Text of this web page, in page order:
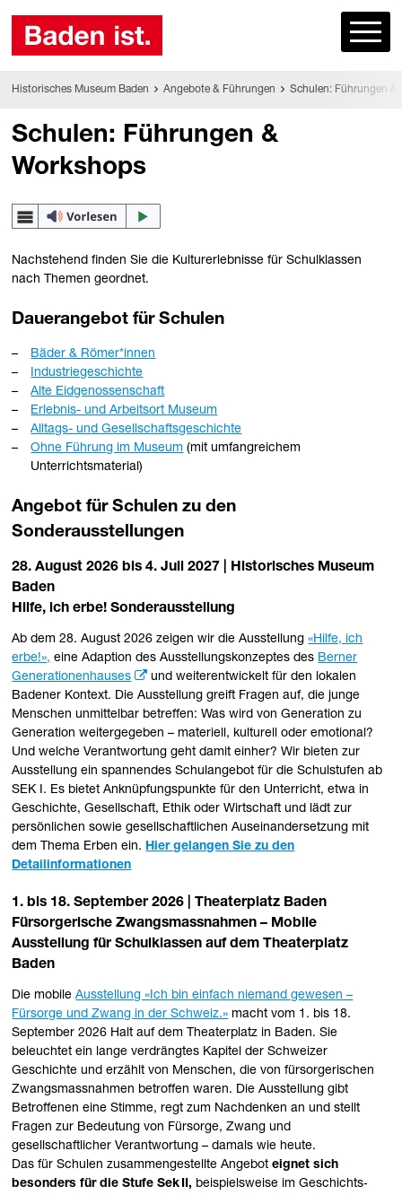
Historisches Museum Baden Angebote & Führungen Schulen: Führungen &
Schulen: Führungen &
Workshops
Nachstehend finden Sie die Kulturerlebnisse für Schulklassen
nach Themen geordnet.
Dauerangebot für Schulen
Bäder & Römer*innen
Industriegeschichte
Alte Eidgenossenschaft
Erlebnis- und Arbeitsort Museum
Alltags- und Gesellschaftsgeschichte
Ohne Führung im Museum (mit umfangreichem
Unterrichtsmaterial)
Angebot für Schulen zu den
Sonderausstellungen
28. August 2026 bis 4. Juli 2027 | Historisches Museum
Baden
Hilfe, ich erbe! Sonderausstellung
Ab dem 28. August 2026 zeigen wir die Ausstellung«Hilfe, ich
erbe!», eine Adaption des Ausstellungskonzeptes des Berner
Generationenhauses
und weiterentwickelt für den lokalen
Badener Kontext. Die Ausstellung greift Fragen auf, die junge
Menschen unmittelbar betreffen: Was wird von Generation zu
Generation weitergegeben – materiell, kulturell oder emotional?
Und welche Verantwortung geht damit einher? Wir bieten zur
Ausstellung ein spannendes Schulangebot für die Schulstufen ab
SEK I. Es bietet Anknüpfungspunkte für den Unterricht, etwa in
Geschichte, Gesellschaft, Ethik oder Wirtschaft und lädt zur
persönlichen sowie gesellschaftlichen Auseinandersetzung mit
dem Thema Erben ein. Hier gelangen Sie zu den
Detailinformationen
1. bis 18. September 2026 | Theaterplatz Baden
Fürsorgerische Zwangsmassnahmen – Mobile
Ausstellung für Schulklassen auf dem Theaterplatz
Baden
Die mobileAusstellung «Ich bin einfach niemand gewesen –
Fürsorge und Zwang in der Schweiz.» macht vom 1. bis 18.
September 2026 Halt auf dem Theaterplatz in Baden. Sie
beleuchtet ein lange verdrängtes Kapitel der Schweizer
Geschichte und erzählt von Menschen, die von fürsorgerischen
Zwangsmassnahmen betroffen waren. Die Ausstellung gibt
Betroffenen eine Stimme, regt zum Nachdenken an und stellt
Fragen zur Bedeutung von Fürsorge, Zwang und
gesellschaftlicher Verantwortung – damals wie heute.
Das für Schulen zusammengestellte Angeboteignet sich
besonders für die Stufe Sek II, beispielsweise im Geschichts‑